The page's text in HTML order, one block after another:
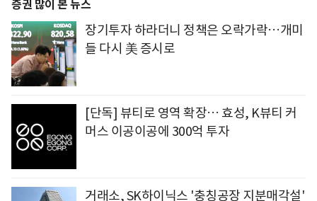
증권 많이 본 뉴스
장기투자 하라더니 정책은 오락가락…개미
들 다시 美 증시로
[단독] 뷰티로 영역 확장… 효성, K뷰티 커
머스 이공이공에 300억 투자
거래소, SK하이닉스 '충칭공장 지분매각설'